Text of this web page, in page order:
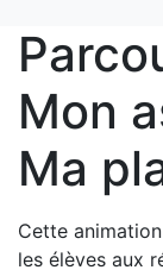
Mon
Ma
Cette
les élèves aux